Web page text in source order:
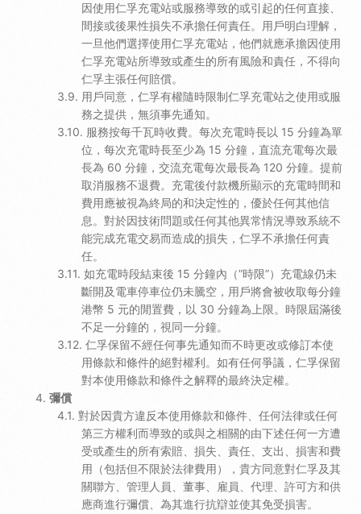
因使用仁孚充電站或服務導致的或引起的任何直接、
間接或後果性損失不承擔任何責任。用戶明白理解，
一旦他們選擇使用仁孚充電站，他們就應承擔因使用
仁孚充電站所導致或產生的所有風險和責任，不得向
仁孚主張任何賠償。
用戶同意，仁孚有權隨時限制仁孚充電站之使用或服
務之提供，無須事先通知。
服務按每千瓦時收費。每次充電時長以 15 分鐘為單
位，每次充電時長至少為 15 分鐘，直流充電每次最
長為 60 分鐘，交流充電每次最長為 120 分鐘。提前
取消服務不退費。充電後付款機所顯示的充電時間和
費用應被視為終局的和決定性的，優於任何其他信
息。對於因技術問題或任何其他異常情況導致系統不
能完成充電交易而造成的損失，仁孚不承擔任何責
任。
如充電時段結束後 15 分鐘內（”時限”）充電線仍未
斷開及電車停車位仍未騰空，用戶將會被收取每分鐘
港幣 5 元的閒置費，以 30 分鐘為上限。時限屆滿後
不足一分鐘的，視同一分鐘。
仁孚保留不經任何事先通知而不時更改或修訂本使
用條款和條件的絕對權利。如有任何爭議，仁孚保留
對本使用條款和條件之解釋的最終決定權。
彌償
對於因貴方違反本使用條款和條件、任何法律或任何
第三方權利而導致的或與之相關的由下述任何一方遭
受或產生的所有索賠、損失、責任、支出、損害和費
用（包括但不限於法律費用），貴方同意對仁孚及其
關聯方、管理人員、董事、雇員、代理、許可方和供
應商進行彌償、為其進行抗辯並使其免受損害。